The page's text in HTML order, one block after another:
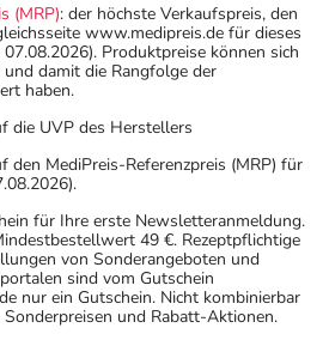
(MRP): der höchste Verkaufspreis, den
www.medipreis.de für dieses
Produktpreise können sich
damit die Rangfolge der
haben.
die UVP des Herstellers
den MediPreis-Referenzpreis (MRP) für
für Ihre erste Newsletteranmeldung.
49 €. Rezeptpflichtige
von Sonderangeboten und
sind vom Gutschein
nur ein Gutschein. Nicht kombinierbar
und Rabatt-Aktionen.